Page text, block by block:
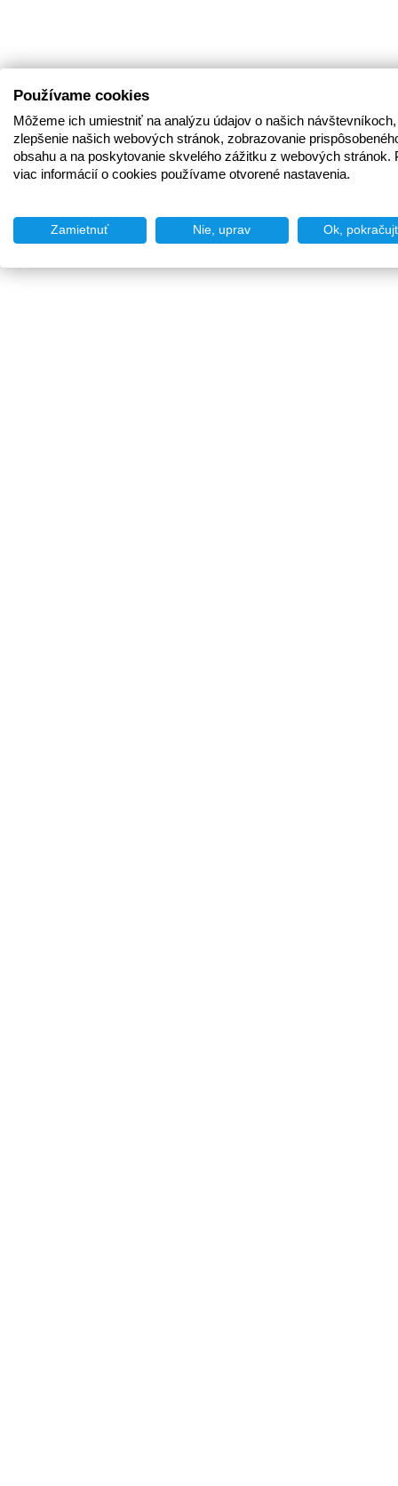
Používame cookies
Môžeme ich umiestniť na analýzu údajov o našich
zlepšenie našich webových stránok, zobrazovanie
obsahu a na poskytovanie skvelého zážitku z webových stránok.
viac informácií o cookies používame otvorené nastavenia.
Zamietnuť Nie, uprav Ok,